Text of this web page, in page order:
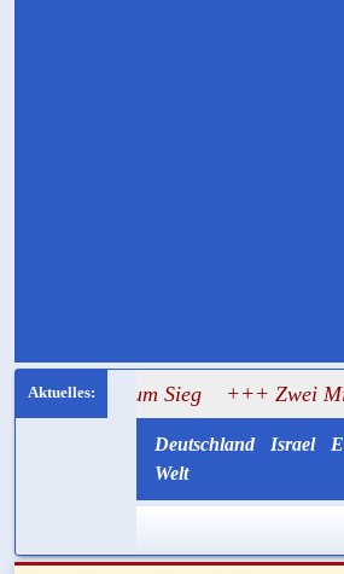
zum Sieg +++ Zwei Millionen
Deutschland Israel
Welt